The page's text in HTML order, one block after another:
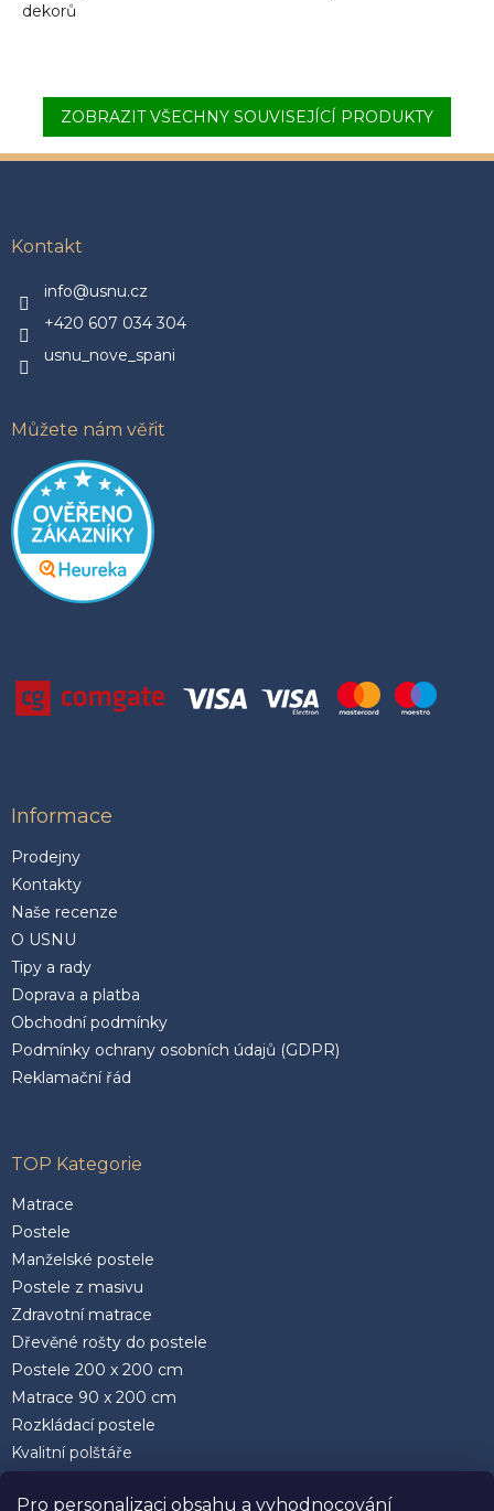
Pro personalizaci obsahu a vyhodnocování
dekorů
ZOBRAZIT VŠECHNY SOUVISEJÍCÍ PRODUKTY
Kontakt
info@usnu.cz
+420 607 034 304
usnu_nove_spani
Můžete nám věřit
Informace
Prodejny
Kontakty
Naše recenze
O USNU
Tipy a rady
Doprava a platba
Obchodní podmínky
Podmínky ochrany osobních údajů (GDPR)
Reklamační řád
TOP Kategorie
Matrace
Postele
Manželské postele
Postele z masivu
Zdravotní matrace
Dřevěné rošty do postele
Postele 200 x 200 cm
Matrace 90 x 200 cm
Rozkládací postele
Kvalitní polštáře